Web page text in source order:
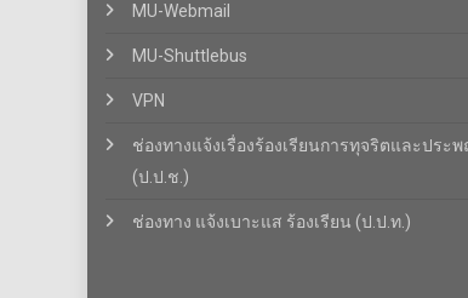
MU-Webmail
MU-Shuttlebus
VPN
ช่องทางแจ้งเรื่องร้องเรียนการทุจริตและประ
(ป.ป.ช.)
ช่องทาง แจ้งเบาะแส ร้องเรียน (ป.ป.ท.)